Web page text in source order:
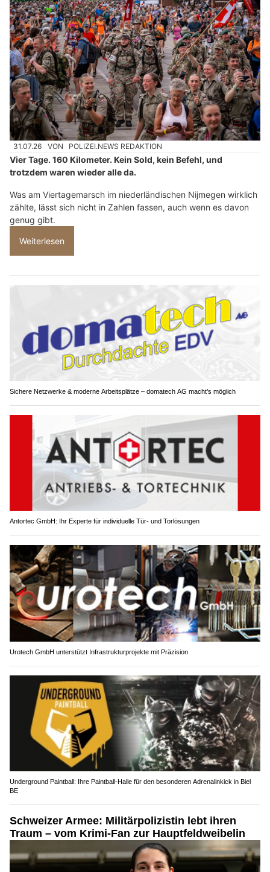
31.07.26 VON POLIZEI.NEWS REDAKTION
Vier Tage. 160 Kilometer. Kein Sold, kein Befehl, und
trotzdem waren wieder alle da.
Was am Viertagemarsch im niederländischen Nijmegen wirklich
zählte, lässt sich nicht in Zahlen fassen, auch wenn es davon
genug gibt.
Weiterlesen
Sichere Netzwerke & moderne Arbeitsplätze – domatech AG macht’s möglich
Antortec GmbH: Ihr Experte für individuelle Tür- und Torlösungen
Urotech GmbH unterstützt Infrastrukturprojekte mit Präzision
Underground Paintball: Ihre Paintball-Halle für den besonderen Adrenalinkick in Biel
BE
Schweizer Armee: Militärpolizistin lebt ihren
Traum – vom Krimi-Fan zur Hauptfeldweibelin